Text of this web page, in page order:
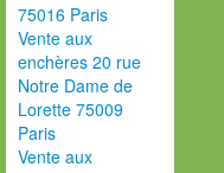
75016 Paris
Vente aux
enchères 20 rue
Notre Dame de
Lorette 75009
Paris
Vente aux